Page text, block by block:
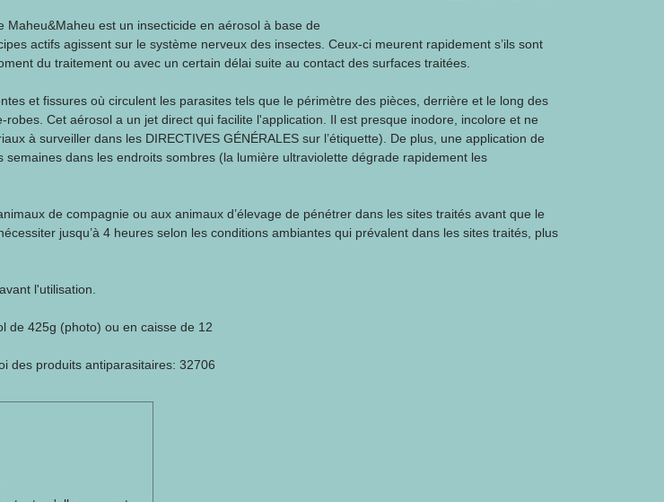
Maheu&Maheu est un insecticide en aérosol à base de
actifs agissent sur le système nerveux des insectes. Ceux-ci meurent rapidement s’ils sont
du traitement ou avec un certain délai suite au contact des surfaces traitées.
et fissures où circulent les parasites tels que le périmètre des pièces, derrière et le long des
Cet aérosol a un jet direct qui facilite l'application. Il est presque inodore, incolore et ne
à surveiller dans les DIRECTIVES GÉNÉRALES sur l’étiquette). De plus, une application de
dans les endroits sombres (la lumière ultraviolette dégrade rapidement les
de compagnie ou aux animaux d’élevage de pénétrer dans les sites traités avant que le
jusqu’à 4 heures selon les conditions ambiantes qui prévalent dans les sites traités, plus
l'utilisation.
de 425g (photo) ou en caisse de 12
des produits antiparasitaires: 32706